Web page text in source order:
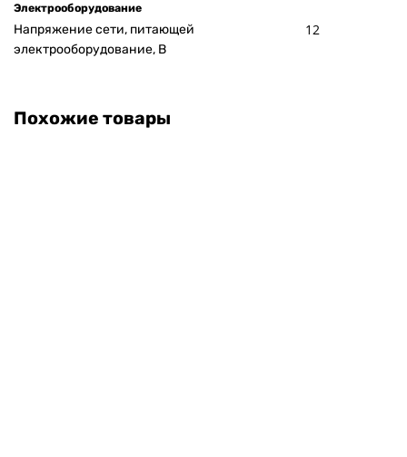
Электрооборудование
Напряжение сети, питающей
электрооборудование, В
12
Похожие товары